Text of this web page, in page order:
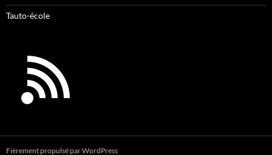
Tauto-école
Fièrement propulsé par WordPress